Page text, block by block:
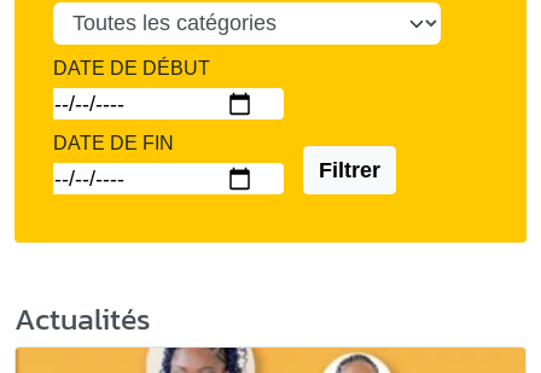
DATE DE DÉBUT
DATE DE FIN
Filtrer
Actualités